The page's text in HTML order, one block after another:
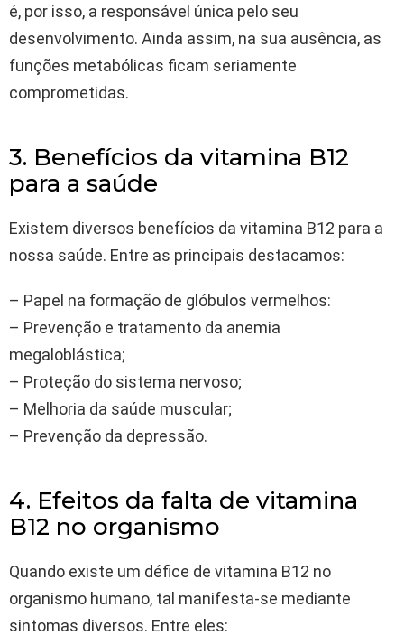
é, por isso, a responsável única pelo seu
desenvolvimento. Ainda assim, na sua ausência, as
funções metabólicas ficam seriamente
comprometidas.
3. Benefícios da vitamina B12
para a saúde
Existem diversos benefícios da vitamina B12 para a
nossa saúde. Entre as principais destacamos:
– Papel na formação de glóbulos vermelhos:
– Prevenção e tratamento da anemia
megaloblástica;
– Proteção do sistema nervoso;
– Melhoria da saúde muscular;
– Prevenção da depressão.
4. Efeitos da falta de vitamina
B12 no organismo
Quando existe um défice de vitamina B12 no
organismo humano, tal manifesta-se mediante
sintomas diversos. Entre eles: